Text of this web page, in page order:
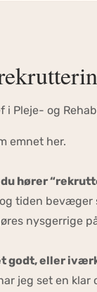
i Pleje- og
emnet her.
hører
tiden bevæger
nysgerrige
godt, eller
jeg set en